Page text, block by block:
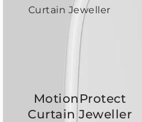
MotionProtect
Curtain Jeweller